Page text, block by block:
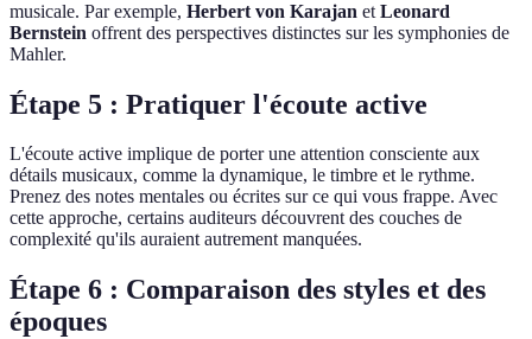
musicale. Par exemple, Herbert von Karajan et Leonard
Bernstein offrent des perspectives distinctes sur les symphonies de
Mahler.
Étape 5 : Pratiquer l'écoute active
L'écoute active implique de porter une attention consciente aux
détails musicaux, comme la dynamique, le timbre et le rythme.
Prenez des notes mentales ou écrites sur ce qui vous frappe. Avec
cette approche, certains auditeurs découvrent des couches de
complexité qu'ils auraient autrement manquées.
Étape 6 : Comparaison des styles et des
époques